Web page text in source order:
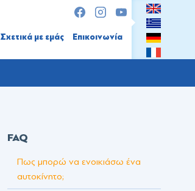
Σχετικά με εμάς Επικοινωνία
FAQ
Πως μπορώ να ενοικιάσω ένα
αυτοκίνητο;